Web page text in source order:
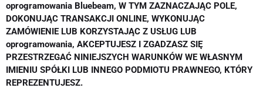
oprogramowania Bluebeam, W TYM ZAZNACZAJĄC POLE,
DOKONUJĄC TRANSAKCJI ONLINE, WYKONUJĄC
ZAMÓWIENIE LUB KORZYSTAJĄC Z USŁUG LUB
oprogramowania, AKCEPTUJESZ I ZGADZASZ SIĘ
PRZESTRZEGAĆ NINIEJSZYCH WARUNKÓW WE WŁASNYM
IMIENIU SPÓŁKI LUB INNEGO PODMIOTU PRAWNEGO, KTÓRY
REPREZENTUJESZ.